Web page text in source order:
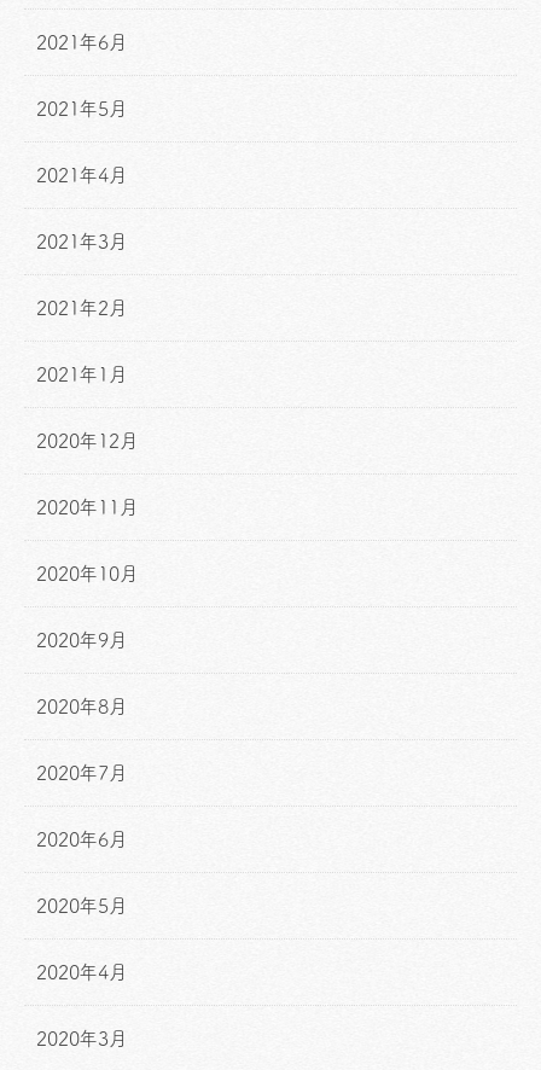
2021年6月
2021年5月
2021年4月
2021年3月
2021年2月
2021年1月
2020年12月
2020年11月
2020年10月
2020年9月
2020年8月
2020年7月
2020年6月
2020年5月
2020年4月
2020年3月